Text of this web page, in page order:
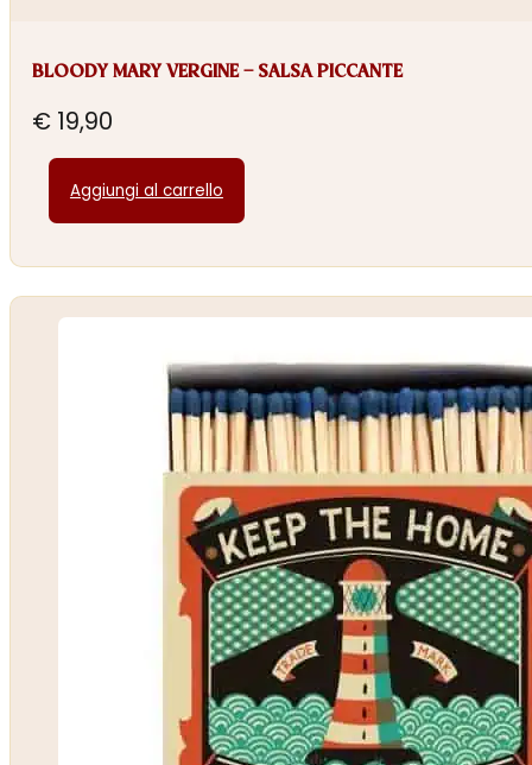
BLOODY MARY VERGINE – SALSA PICCANTE
€ 19,90
Aggiungi al carrello